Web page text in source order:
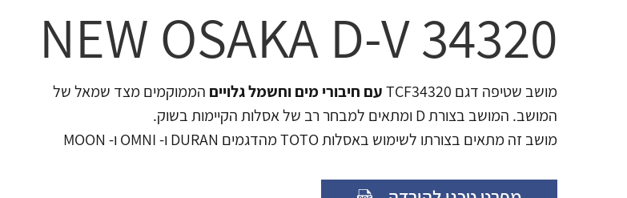
NEW OSAKA D-V 34320
מושב שטיפה דגם TCF34320 עם חיבורי מים וחשמל גלויים הממוקמים מצד שמאל של
המושב. המושב בצורת D ומתאים למבחר רב של אסלות הקיימות בשוק.
מושב זה מתאים בצורתו לשימוש באסלות TOTO מהדגמים DURAN ו- OMNI ו- MOON